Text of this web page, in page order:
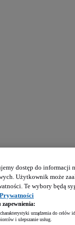
dostęp do
Użytkownik może
Te wybory będą
zapewnienia:
urządzenia do
i ulepszanie usług.